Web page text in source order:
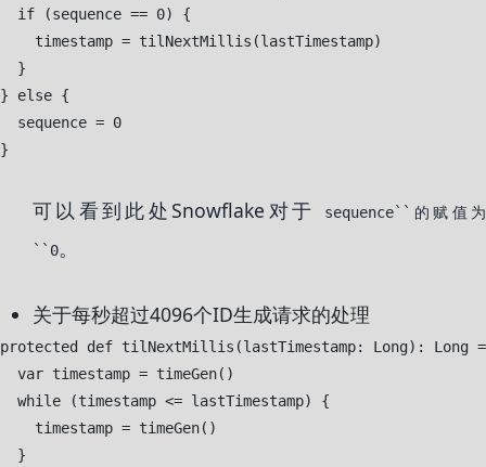
  if (sequence == 0) {
    timestamp = tilNextMillis(lastTimestamp)
  }
} else {
  sequence = 0
可以看到此处Snowflake对于 sequence``的赋值为
``0。
关于每秒超过4096个ID生成请求的处理
protected def tilNextMillis(lastTimestamp: Long): Long
  var timestamp = timeGen()
  while (timestamp <= lastTimestamp) {
    timestamp = timeGen()
  }